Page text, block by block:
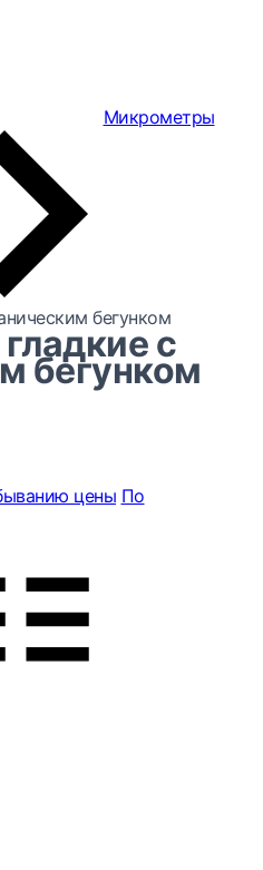
Микрометры
бегунком
с
бегунком
цены По